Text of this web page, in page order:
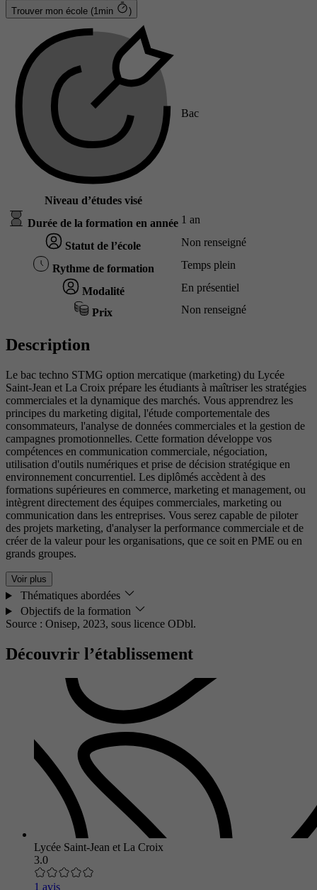
Trouver mon école (1min )
Niveau d’études visé
Bac
Durée de la formation en année 1 an
Statut de l’école Non renseigné
Rythme de formation Temps plein
Modalité En présentiel
Prix Non renseigné
Description
Le bac techno STMG option mercatique (marketing) du Lycée
Saint-Jean et La Croix prépare les étudiants à maîtriser les stratégies
commerciales et la dynamique des marchés. Vous apprendrez les
principes du marketing digital, l'étude comportementale des
consommateurs, l'analyse de données commerciales et la gestion de
campagnes promotionnelles. Cette formation développe vos
compétences en communication commerciale, négociation,
utilisation d'outils numériques et prise de décision stratégique en
environnement concurrentiel. Les diplômés accèdent à des
formations supérieures en commerce, marketing et management, ou
intègrent directement des équipes commerciales, marketing ou
communication dans les entreprises. Vous serez capable de piloter
des projets marketing, d'analyser la performance commerciale et de
créer de la valeur pour les organisations, que ce soit en PME ou en
grands groupes.
Voir plus
Thématiques abordées
Objectifs de la formation
Source : Onisep, 2023, sous licence ODbl.
Découvrir l’établissement
Lycée Saint-Jean et La Croix
3.0
1 avis